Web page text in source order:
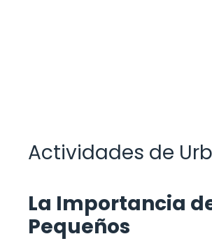
Actividades de
La Importancia
Pequeños